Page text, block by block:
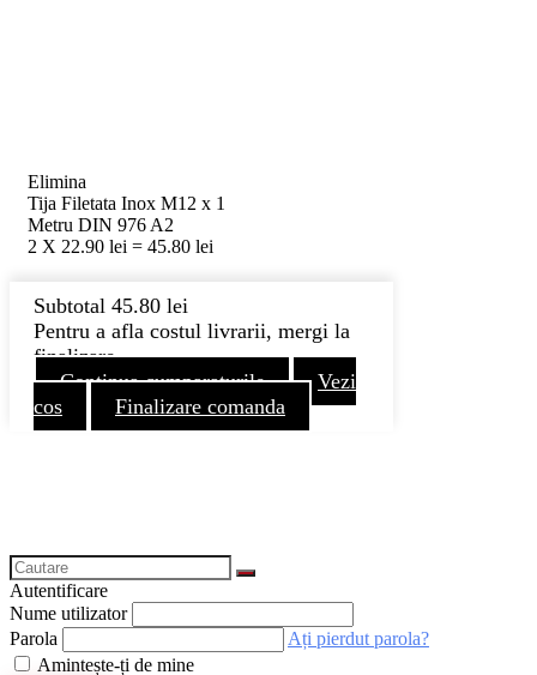
Elimina
Tija Filetata Inox M12 x 1
Metru DIN 976 A2
2 X 22.90 lei = 45.80 lei
Subtotal 45.80 lei
Pentru a afla costul livrarii, mergi la
finalizare
Continua cumparaturile
Vezi
cos
Finalizare comanda
Autentificare
Nume utilizator
Parola
Ați pierdut parola?
Amintește-ți de mine